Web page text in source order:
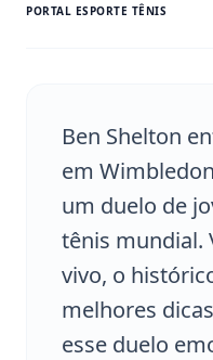
PORTAL ESPORTE TÊNIS
Ben Shelton
em
um duelo de
tênis mundial.
vivo, o
melhores
esse duelo